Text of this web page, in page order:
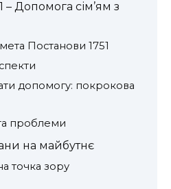
– Допомога сім’ям з
мета Постанови 1751
допомогу: покрокова
проблеми
на майбутнє
точка зору